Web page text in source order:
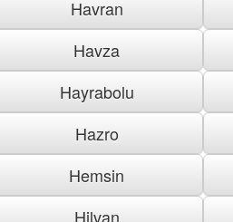
Havran
Havza
Hayrabolu
Hazro
Hemsin
Hilvan